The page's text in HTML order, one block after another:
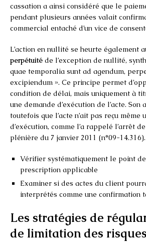
cassation a ainsi considéré que le
pendant plusieurs années valait
commercial entaché d’un vice de
L’action en nullité se heurte également
perpétuité de l’exception de nullité,
quae temporalia sunt ad agendum,
excipiendum ». Ce principe permet
condition de délai, mais uniquement à
une demande d’exécution de l’acte.
toutefois que l’acte n’ait pas reçu même
d’exécution, comme l’a rappelé l’arrêt
plénière du 7 janvier 2011 (n°09-14.316).
Vérifier systématiquement le point
prescription applicable
Examiner si des actes du client
interprétés comme une confirmation
Les stratégies de
de limitation des risques